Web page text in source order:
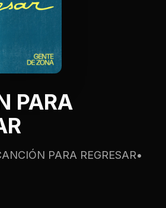
PARA
PARA REGRESAR•